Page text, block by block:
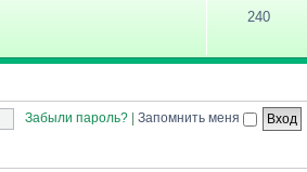
240
Забыли пароль? Запомнить меня